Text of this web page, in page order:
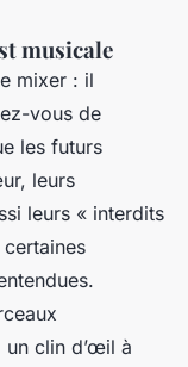
musicale
mixer : il
vous de
les futurs
leurs
leurs « interdits
un clin d’œil à